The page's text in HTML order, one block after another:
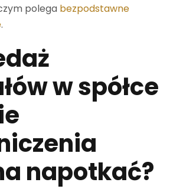
polega bezpodstawne
.
w spółce
napotkać?